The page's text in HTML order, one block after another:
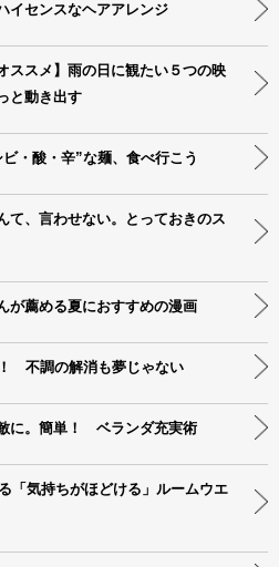
イセンスなヘアアレンジ
ススメ】雨の日に観たい５つの映
と動き出す
・酸・辛”な麺、食べ行こう
て、言わせない。とっておきのス
薦める夏におすすめの漫画
不調の解消も夢じゃない
に。簡単！ ベランダ充実術
「気持ちがほどける」ルームウエ